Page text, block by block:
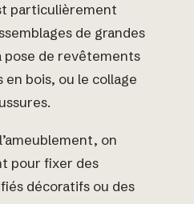
particulièrement
de grandes
pose de revêtements
en bois, ou le collage
on
pour fixer des
décoratifs ou des